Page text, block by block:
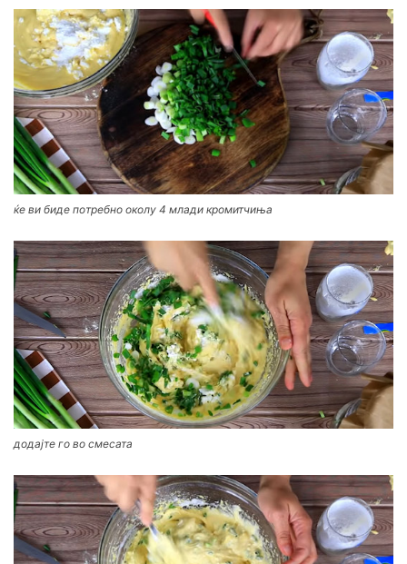
ќе ви биде потребно околу 4 млади кромитчиња
додајте го во смесата